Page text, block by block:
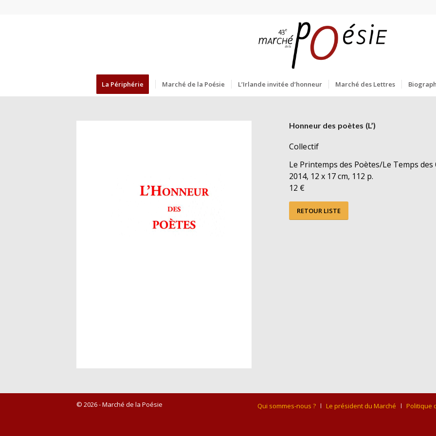
La Périphérie Marché de la Poésie L’Irlande invitée d’honneur Marché des Lettres
Honneur des poètes (L’)
Collectif
Le Printemps des Poètes/Le Temps des
2014, 12 x 17 cm, 112 p.
12 €
RETOUR LISTE
© 2026 - Marché de la Poésie Qui sommes-nous ? Le président du Marché Politique